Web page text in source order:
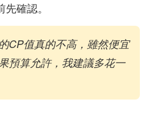
確認。
CP值真的不高，雖然便宜
預算允許，我建議多花一